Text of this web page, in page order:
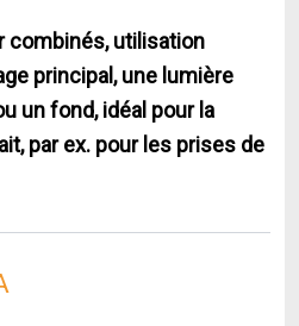
combinés, utilisation
principal, une lumière
un fond, idéal pour la
par ex. pour les prises de